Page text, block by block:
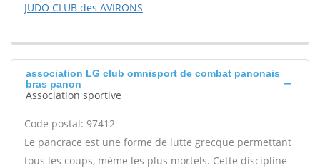
JUDO CLUB des AVIRONS
association LG club omnisport de combat panonais
bras panon
Association sportive
Code postal: 97412
Le pancrace est une forme de lutte grecque permettant
tous les coups, même les plus mortels. Cette discipline